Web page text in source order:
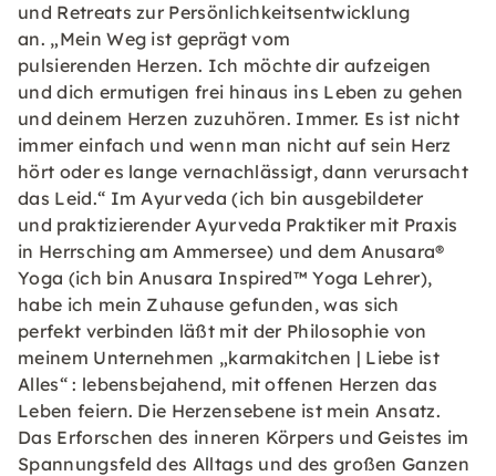
und Retreats zur Persönlichkeitsentwicklung
an. „Mein Weg ist geprägt vom
pulsierenden Herzen. Ich möchte dir aufzeigen
und dich ermutigen frei hinaus ins Leben zu gehen
und deinem Herzen zuzuhören. Immer. Es ist nicht
immer einfach und wenn man nicht auf sein Herz
hört oder es lange vernachlässigt, dann verursacht
das Leid.“ Im Ayurveda (ich bin ausgebildeter
und praktizierender Ayurveda Praktiker mit Praxis
in Herrsching am Ammersee) und dem Anusara®
Yoga (ich bin Anusara Inspired™ Yoga Lehrer),
habe ich mein Zuhause gefunden, was sich
perfekt verbinden läßt mit der Philosophie von
meinem Unternehmen „karmakitchen | Liebe ist
Alles“ : lebensbejahend, mit offenen Herzen das
Leben feiern. Die Herzensebene ist mein Ansatz.
Das Erforschen des inneren Körpers und Geistes im
Spannungsfeld des Alltags und des großen Ganzen